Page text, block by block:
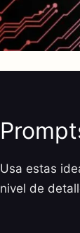
Usa estas
nivel de